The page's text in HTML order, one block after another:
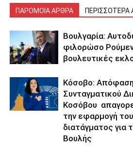
ΠΑΡΟΜΟΙΑ ΑΡΘΡΑ
Βουλγαρία:
φιλορώσο
βουλευτικές
Κόσοβο:
Συνταγματικού
Κοσόβου
την εφαρμογή
διατάγματος για
Βουλής